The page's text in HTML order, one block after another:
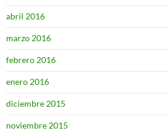
abril 2016
marzo 2016
febrero 2016
enero 2016
diciembre 2015
noviembre 2015